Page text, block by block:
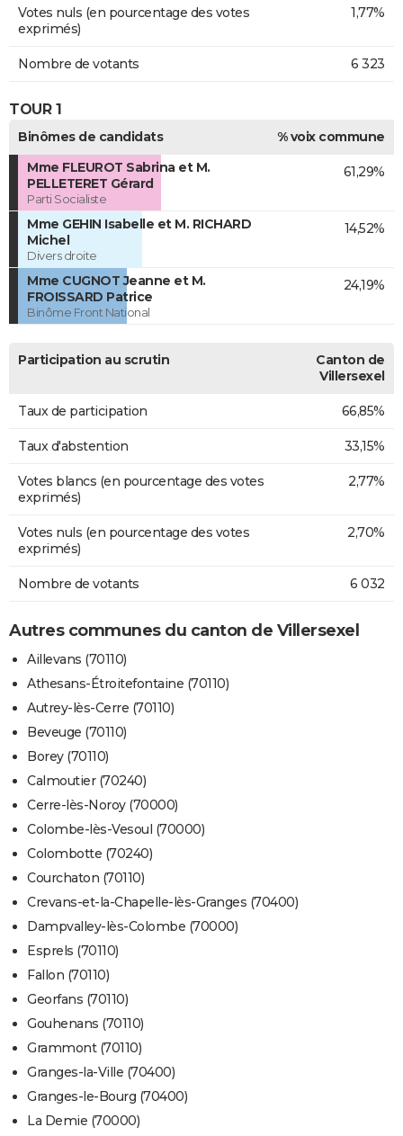
Votes nuls (en pourcentage des votes
exprimés)
1,77%
Nombre de votants 6 323
TOUR 1
Binômes de candidats
% voix commune
Mme FLEUROT Sabrina et M.
PELLETERET Gérard
Parti Socialiste
61,29%
Mme GEHIN Isabelle et M. RICHARD
Michel
Divers droite
14,52%
Mme CUGNOT Jeanne et M.
FROISSARD Patrice
Binôme Front National
24,19%
Participation au scrutin
Canton de
Villersexel
Taux de participation 66,85%
Taux d'abstention 33,15%
Votes blancs (en pourcentage des votes
exprimés)
2,77%
Votes nuls (en pourcentage des votes
exprimés)
2,70%
Nombre de votants 6 032
Autres communes du canton de Villersexel
Aillevans (70110)
Athesans-Étroitefontaine (70110)
Autrey-lès-Cerre (70110)
Beveuge (70110)
Borey (70110)
Calmoutier (70240)
Cerre-lès-Noroy (70000)
Colombe-lès-Vesoul (70000)
Colombotte (70240)
Courchaton (70110)
Crevans-et-la-Chapelle-lès-Granges (70400)
Dampvalley-lès-Colombe (70000)
Esprels (70110)
Fallon (70110)
Georfans (70110)
Gouhenans (70110)
Grammont (70110)
Granges-la-Ville (70400)
Granges-le-Bourg (70400)
La Demie (70000)